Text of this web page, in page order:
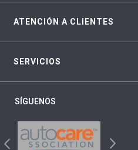
ATENCIÓN A CLIENTES
SERVICIOS
SÍGUENOS